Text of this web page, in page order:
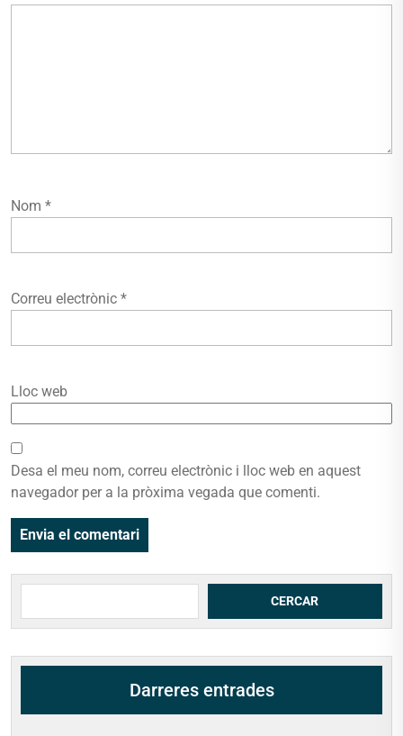
Nom *
Correu electrònic *
Lloc web
Desa el meu nom, correu electrònic i lloc web en aquest
navegador per a la pròxima vegada que comenti.
CERCAR
Darreres entrades